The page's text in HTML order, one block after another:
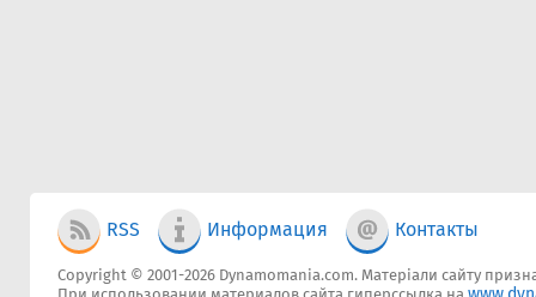
RSS Информация Контакты
Copyright © 2001-2026 Dynamomania.com. Матеріали сайту